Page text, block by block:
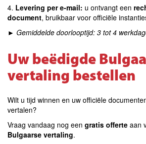
4. Levering per e-mail: u ontvangt een
document, bruikbaar voor officiële
► Gemiddelde doorlooptijd: 3 tot 4
Uw beëdigde
vertaling bestellen
Wilt u tijd winnen en uw officiële
vertalen?
Vraag vandaag nog een gratis offerte aan
Bulgaarse vertaling.